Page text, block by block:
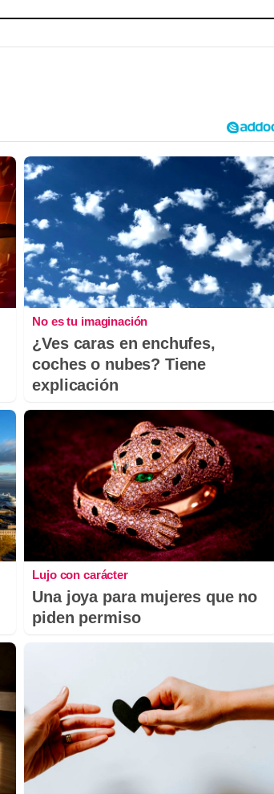
No es tu imaginación
¿Ves caras en enchufes,
coches o nubes? Tiene
explicación
Lujo con carácter
Una joya para mujeres que no
piden permiso